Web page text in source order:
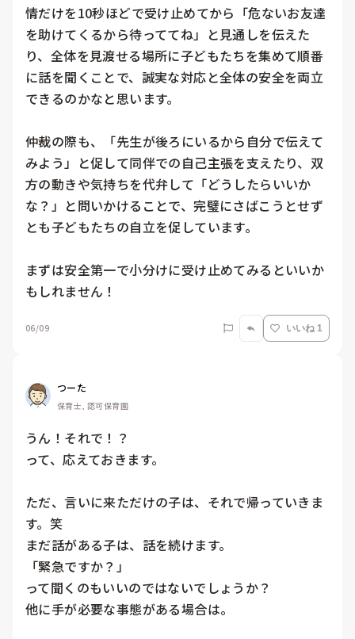
情だけを10秒ほどで受け止めてから「危ないお友達
を助けてくるから待っててね」と見通しを伝えた
り、全体を見渡せる場所に子どもたちを集めて順番
に話を聞くことで、誠実な対応と全体の安全を両立
できるのかなと思います。
仲裁の際も、「先生が後ろにいるから自分で伝えて
みよう」と促して同伴での自己主張を支えたり、双
方の動きや気持ちを代弁して「どうしたらいいか
な？」と問いかけることで、完璧にさばこうとせず
とも子どもたちの自立を促しています。
まずは安全第一で小分けに受け止めてみるといいか
06/09 いいね 1
つーた
保育士, 認可保育園
うん！それで！？
って、応えておきます。
ただ、言いに来ただけの子は、それで帰っていきま
す。笑
まだ話がある子は、話を続けます。
「緊急ですか？」
って聞くのもいいのではないでしょうか？
他に手が必要な事態がある場合は。